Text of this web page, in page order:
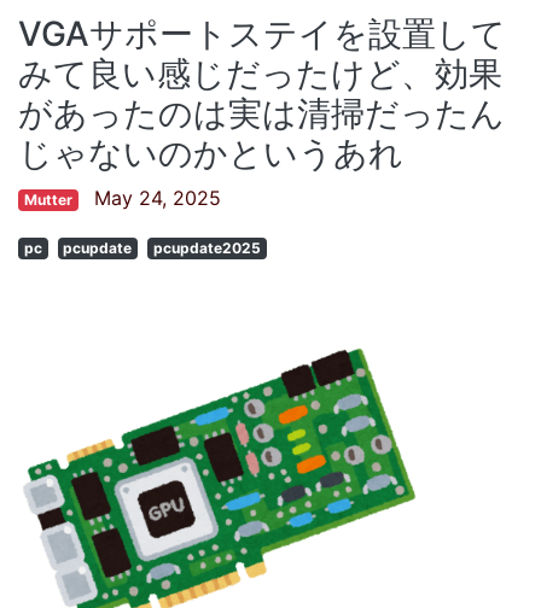
VGAサポートステイを設置して
みて良い感じだったけど、効果
があったのは実は清掃だったん
じゃないのかというあれ
Mutter May 24, 2025
pc pcupdate pcupdate2025